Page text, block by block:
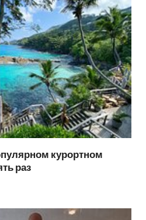
курортном
раз